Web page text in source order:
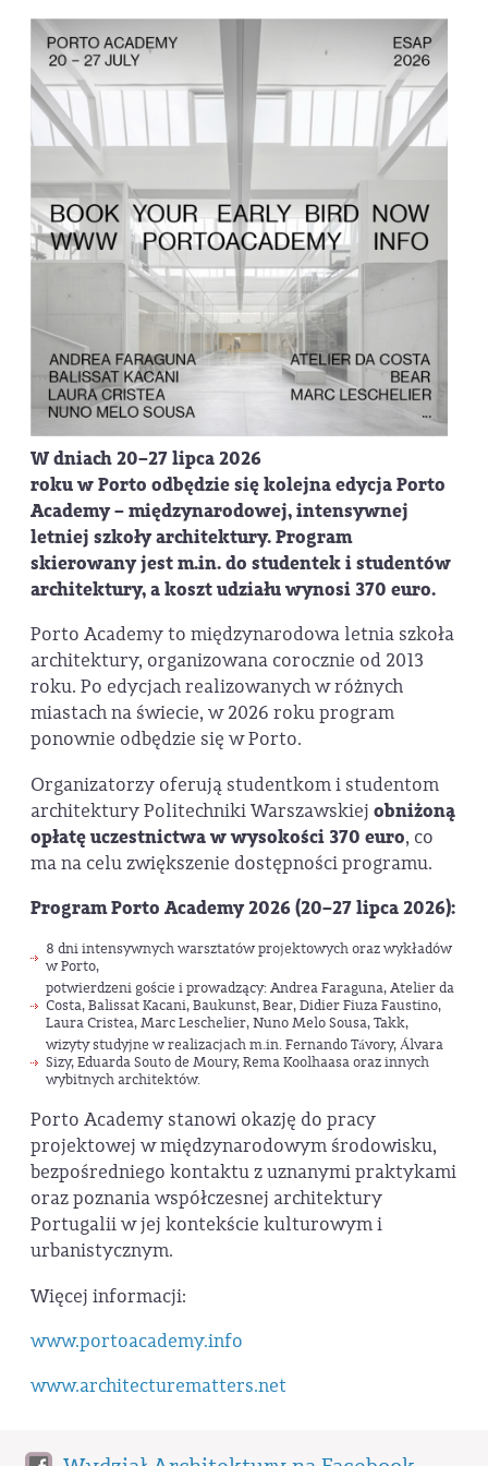
W dniach20–27 lipca 2026
rokuwPorto odbędzie się kolejna edycjaPorto
Academy– międzynarodowej, intensywnej
letniej szkoły architektury. Program
skierowany jest m.in. do studentek i studentów
architektury, a koszt udziału wynosi 370 euro.
Porto Academy to międzynarodowa letnia szkoła
architektury, organizowana corocznie od 2013
roku. Po edycjach realizowanych w różnych
miastach na świecie, w 2026 roku program
ponownie odbędzie się w Porto.
Organizatorzy oferują studentkom i studentom
architektury Politechniki Warszawskiej obniżoną
opłatę uczestnictwa w wysokości 370 euro, co
ma na celu zwiększenie dostępności programu.
Program Porto Academy 2026 (20–27 lipca 2026):
8 dni intensywnych warsztatów projektowych oraz wykładów
w Porto,
potwierdzeni goście i prowadzący: Andrea Faraguna, Atelier da
Costa, Balissat Kacani, Baukunst, Bear, Didier Fiuza Faustino,
Laura Cristea, Marc Leschelier, Nuno Melo Sousa, Takk,
wizyty studyjne w realizacjach m.in. Fernando Távory, Álvara
Sizy, Eduarda Souto de Moury, Rema Koolhaasa oraz innych
wybitnych architektów.
Porto Academy stanowi okazję do pracy
projektowej w międzynarodowym środowisku,
bezpośredniego kontaktu z uznanymi praktykami
oraz poznania współczesnej architektury
Portugalii w jej kontekście kulturowym i
urbanistycznym.
Więcej informacji:
www.portoacademy.info
www.architecturematters.net